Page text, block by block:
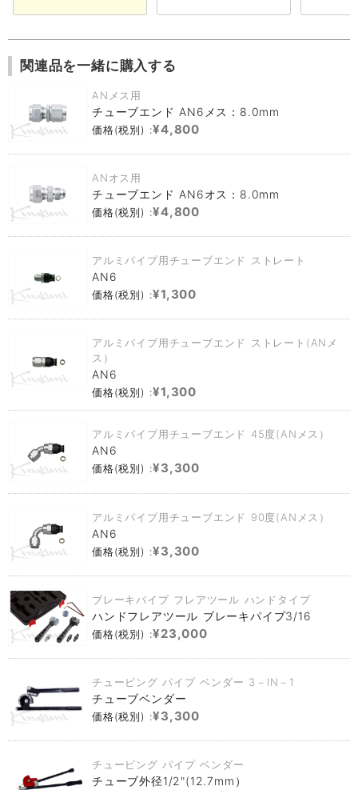
関連品を一緒に購入する
ANメス用
チューブエンド AN6メス：8.0mm
価格(税別) :¥4,800
ANオス用
チューブエンド AN6オス：8.0mm
価格(税別) :¥4,800
アルミパイプ用チューブエンド ストレート
AN6
価格(税別) :¥1,300
アルミパイプ用チューブエンド ストレート(ANメ
ス）
AN6
価格(税別) :¥1,300
アルミパイプ用チューブエンド 45度(ANメス）
AN6
価格(税別) :¥3,300
アルミパイプ用チューブエンド 90度(ANメス）
AN6
価格(税別) :¥3,300
ブレーキパイプ フレアツール ハンドタイプ
ハンドフレアツール ブレーキパイプ3/16
価格(税別) :¥23,000
チュービング パイプ ベンダー 3－IN－1
チューブベンダー
価格(税別) :¥3,300
チュービング パイプ ベンダー
チューブ外径1/2"(12.7mm）